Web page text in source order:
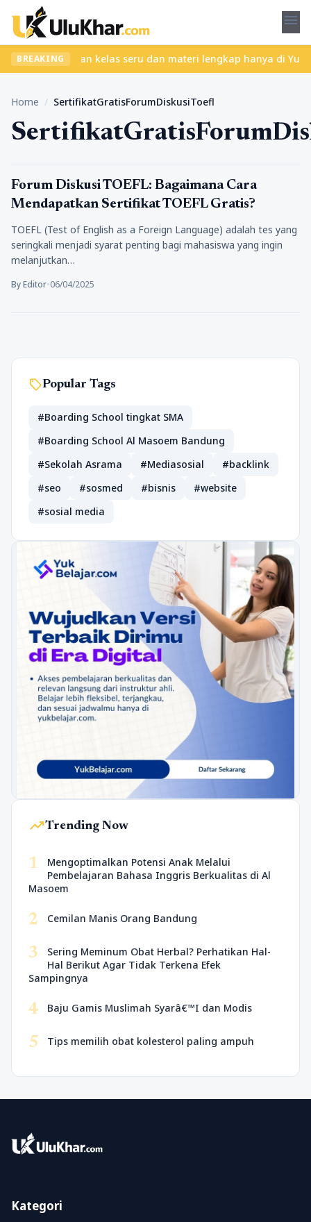
menu
BREAKING
Temukan kelas seru dan materi lengkap hanya di
Home / SertifikatGratisForumDiskusiToefl
Pendidikan
Forum Diskusi TOEFL: Bagaimana Cara
Mendapatkan Sertifikat TOEFL Gratis?
TOEFL (Test of English as a Foreign Language) adalah tes yang
seringkali menjadi syarat penting bagi mahasiswa yang ingin
melanjutkan…
By Editor•06/04/2025
sellPopular Tags
#Boarding School tingkat SMA
#Boarding School Al Masoem Bandung
#Sekolah Asrama
#Mediasosial
#backlink
#seo
#sosmed #bisnis
#website
#sosial media
trending_upTrending Now
1
Mengoptimalkan Potensi Anak Melalui
Pembelajaran Bahasa Inggris Berkualitas di Al
Masoem
2 Cemilan Manis Orang Bandung
3
Sering Meminum Obat Herbal? Perhatikan Hal-
Hal Berikut Agar Tidak Terkena Efek
Sampingnya
4 Baju Gamis Muslimah Syarâ€™I dan Modis
5 Tips memilih obat kolesterol paling ampuh
Kategori